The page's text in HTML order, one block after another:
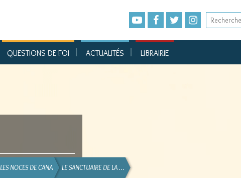
QUESTIONS DE FOI ACTUALITÉS LIBRAIRIE
LES NOCES DE CANA LE SANCTUAIRE DE LA …